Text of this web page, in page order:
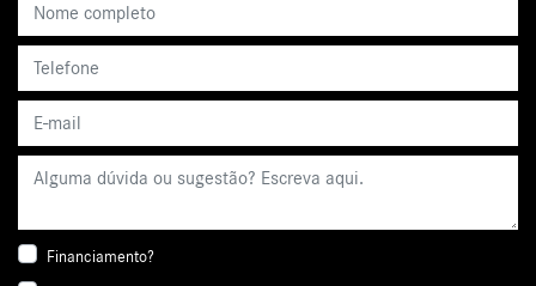
Financiamento?